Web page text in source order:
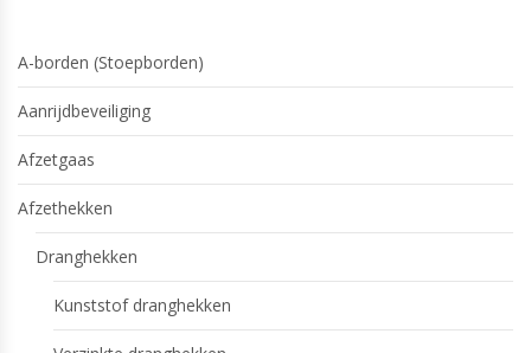
A-borden (Stoepborden)
Aanrijdbeveiliging
Afzetgaas
Afzethekken
Dranghekken
Kunststof dranghekken